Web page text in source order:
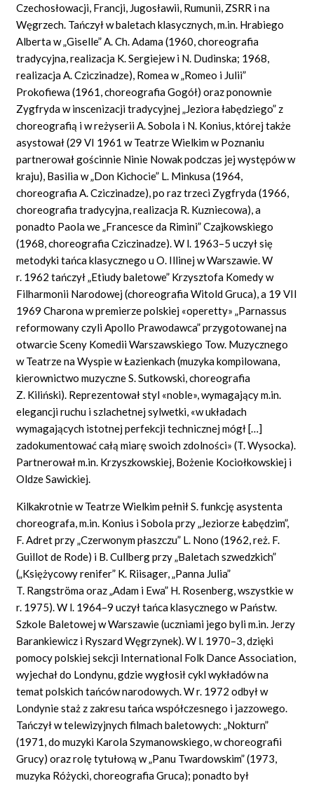
Czechosłowacji, Francji, Jugosławii, Rumunii, ZSRR i na
Węgrzech. Tańczył w baletach klasycznych, m.in. Hrabiego
Alberta w „Giselle” A. Ch. Adama (1960, choreografia
tradycyjna, realizacja K. Sergiejew i N. Dudinska; 1968,
realizacja A. Cziczinadze), Romea w „Romeo i Julii”
Prokofiewa (1961, choreografia Gogół) oraz ponownie
Zygfryda w inscenizacji tradycyjnej „Jeziora łabędziego” z
choreografią i w reżyserii A. Sobola i N. Konius, której także
asystował (29 VI 1961 w Teatrze Wielkim w Poznaniu
partnerował gościnnie Ninie Nowak podczas jej występów w
kraju), Basilia w „Don Kichocie” L. Minkusa (1964,
choreografia A. Cziczinadze), po raz trzeci Zygfryda (1966,
choreografia tradycyjna, realizacja R. Kuzniecowa), a
ponadto Paola we „Francesce da Rimini” Czajkowskiego
(1968, choreografia Cziczinadze). W l. 1963–5 uczył się
metodyki tańca klasycznego u O. Illinej w Warszawie. W
r. 1962 tańczył „Etiudy baletowe” Krzysztofa Komedy w
Filharmonii Narodowej (choreografia Witold Gruca), a 19 VII
1969 Charona w premierze polskiej «operetty» „Parnassus
reformowany czyli Apollo Prawodawca” przygotowanej na
otwarcie Sceny Komedii Warszawskiego Tow. Muzycznego
w Teatrze na Wyspie w Łazienkach (muzyka kompilowana,
kierownictwo muzyczne S. Sutkowski, choreografia
Z. Kiliński). Reprezentował styl «noble», wymagający m.in.
elegancji ruchu i szlachetnej sylwetki, «w układach
wymagających istotnej perfekcji technicznej mógł […]
zadokumentować całą miarę swoich zdolności» (T. Wysocka).
Partnerował m.in. Krzyszkowskiej, Bożenie Kociołkowskiej i
Oldze Sawickiej.
Kilkakrotnie w Teatrze Wielkim pełnił S. funkcję asystenta
choreografa, m.in. Konius i Sobola przy „Jeziorze Łabędzim”,
F. Adret przy „Czerwonym płaszczu” L. Nono (1962, reż. F.
Guillot de Rode) i B. Cullberg przy „Baletach szwedzkich”
(„Księżycowy renifer” K. Riisager, „Panna Julia”
T. Rangströma oraz „Adam i Ewa” H. Rosenberg, wszystkie w
r. 1975). W l. 1964–9 uczył tańca klasycznego w Państw.
Szkole Baletowej w Warszawie (uczniami jego byli m.in. Jerzy
Barankiewicz i Ryszard Węgrzynek). W l. 1970–3, dzięki
pomocy polskiej sekcji International Folk Dance Association,
wyjechał do Londynu, gdzie wygłosił cykl wykładów na
temat polskich tańców narodowych. W r. 1972 odbył w
Londynie staż z zakresu tańca współczesnego i jazzowego.
Tańczył w telewizyjnych filmach baletowych: „Nokturn”
(1971, do muzyki Karola Szymanowskiego, w choreografii
Grucy) oraz rolę tytułową w „Panu Twardowskim” (1973,
muzyka Różycki, choreografia Gruca); ponadto był